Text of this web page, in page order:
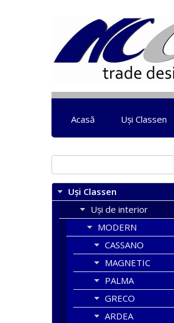
Acasă Uși Classen
după:
Uși Classen
Uși de interior
MODERN
CASSANO
MAGNETIC
PALMA
GRECO
ARDEA